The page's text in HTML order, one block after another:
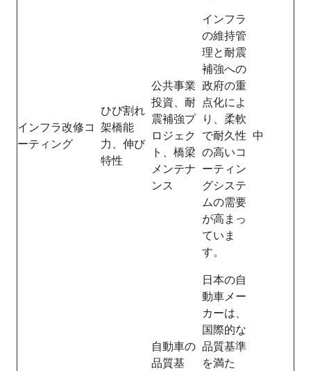
インフラ改修コ
ーティング
ひび割れ
架橋能
力、伸び
特性
公共事業
投資、耐
震補強プ
ロジェク
ト、橋梁
メンテナ
ンス
インフラ
の維持管
理と耐震
補強への
政府の重
点化によ
り、柔軟
で耐久性
の高いコ
ーティン
グシステ
ムの需要
が高まっ
ていま
す。
中
自動車の
品質基
日本の自
動車メー
カーは、
国際的な
品質基準
を満た